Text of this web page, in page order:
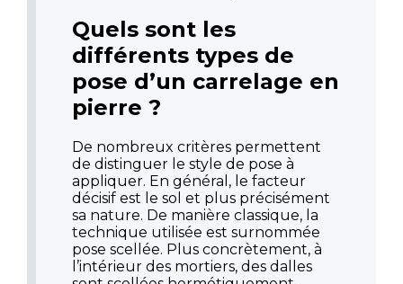
Quels sont les
différents types de
pose d’un carrelage en
pierre ?
De nombreux critères permettent
de distinguer le style de pose à
appliquer. En général, le facteur
décisif est le sol et plus précisément
sa nature. De manière classique, la
technique utilisée est surnommée
pose scellée. Plus concrètement, à
l’intérieur des mortiers, des dalles